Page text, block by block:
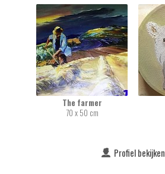
The farmer
70 x 50 cm
Profiel bekijken